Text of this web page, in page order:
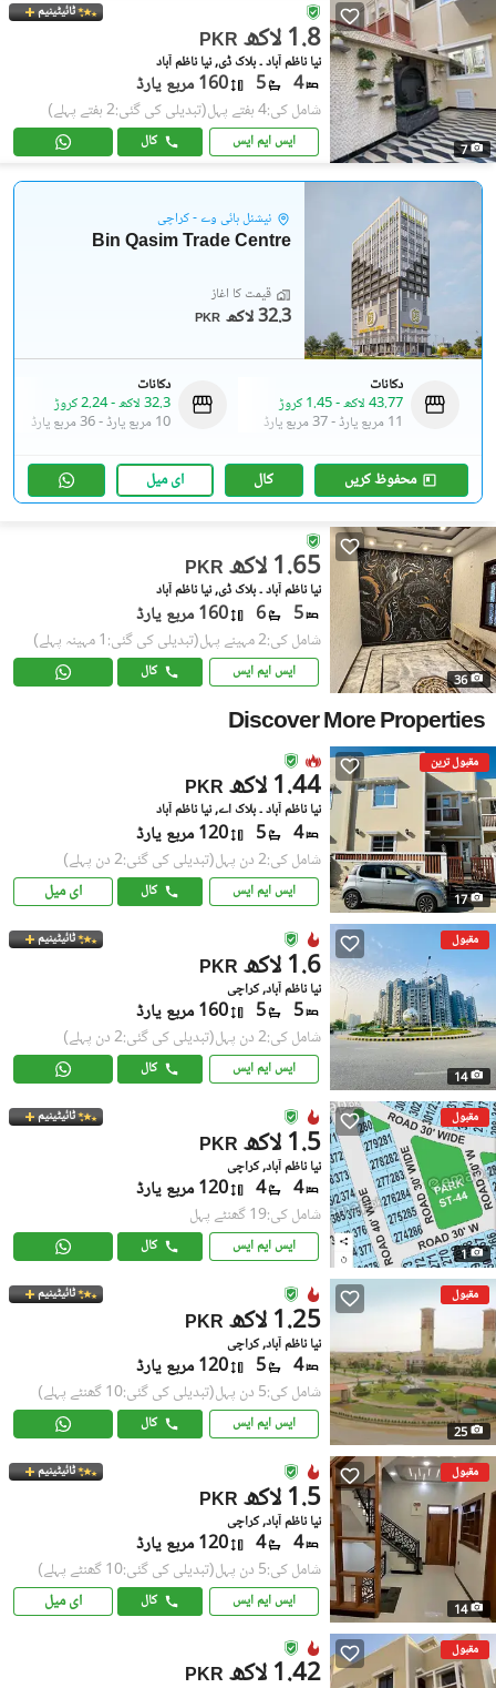
7
ٹائیٹینیم
PKR 1.8 لاکھ
نیا ناظم آباد ۔ بلاک ڈی, نیا ناظم آباد
4
5 160 مربع یارڈ
شامل کی:4 ہفتے پہل (تبدیلی کی گئی:2 ہفتے پہلے)
ایس ایم ایس کال
نیشنل ہائی وے - کراچی
Bin Qasim Trade Centre
قیمت کا آغاز
PKR 32.3 لاکھ
دکانات
43.77 لاکھ
-1.45 کروڑ
11 مربع یارڈ
-37 مربع یارڈ
دکانات
32.3 لاکھ
-2.24 کروڑ
10 مربع یارڈ
-36 مربع یارڈ
محفوظ کریں کال ای میل
36
PKR 1.65 لاکھ
نیا ناظم آباد ۔ بلاک ڈی, نیا ناظم آباد
5
6 160 مربع یارڈ
شامل کی:2 مہینے پہل (تبدیلی کی گئی:1 مہینہ پہلے)
ایس ایم ایس کال
Discover More Properties
مقبول ترین
17
PKR 1.44 لاکھ
نیا ناظم آباد ۔ بلاک اے, نیا ناظم آباد
4
5 120 مربع یارڈ
شامل کی:2 دن پہل (تبدیلی کی گئی:2 دن پہلے)
ایس ایم ایس کال ای میل
مقبول
14
ٹائیٹینیم
PKR 1.6 لاکھ
نیا ناظم آباد, کراچی
5
5 160 مربع یارڈ
شامل کی:2 دن پہل (تبدیلی کی گئی:2 دن پہلے)
ایس ایم ایس کال
مقبول
1
ٹائیٹینیم
PKR 1.5 لاکھ
نیا ناظم آباد, کراچی
4
4 120 مربع یارڈ
شامل کی:19 گھنٹے پہل
ایس ایم ایس کال
مقبول
25
ٹائیٹینیم
PKR 1.25 لاکھ
نیا ناظم آباد, کراچی
4
5 120 مربع یارڈ
شامل کی:5 دن پہل (تبدیلی کی گئی:10 گھنٹے پہلے)
ایس ایم ایس کال
مقبول
14
ٹائیٹینیم
PKR 1.5 لاکھ
نیا ناظم آباد, کراچی
4
4 120 مربع یارڈ
شامل کی:5 دن پہل (تبدیلی کی گئی:10 گھنٹے پہلے)
ایس ایم ایس کال ای میل
مقبول
PKR 1.42 لاکھ